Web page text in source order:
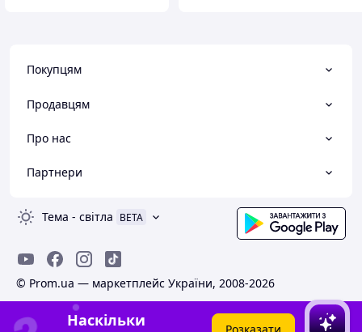
Покупцям
Продавцям
Про нас
Партнери
Тема - світла BETA
© Prom.ua — маркетплейс України, 2008-2026
Наскільки